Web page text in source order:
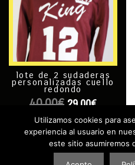
lote de 2 sudaderas
personalizadas cuello
redondo
40,00€ 29,00€
Añadir al carrito
Utilizamos cookies para
experiencia al usuario en
este sitio asumiremos